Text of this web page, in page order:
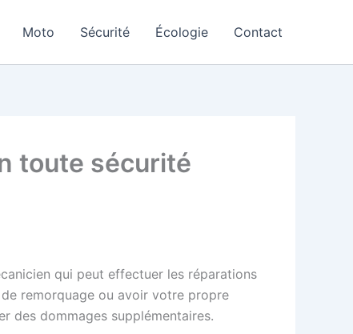
Moto Sécurité Écologie Contact
toute sécurité
qui peut effectuer les réparations
remorquage ou avoir votre propre
des dommages supplémentaires.